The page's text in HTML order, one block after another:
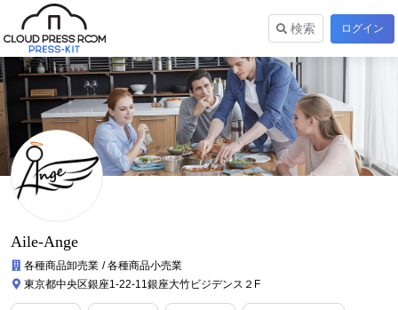
検索 ログイン
Aile-Ange
各種商品卸売業
各種商品小売業
東京都中央区銀座1-22-11銀座大竹ビジデンス２F